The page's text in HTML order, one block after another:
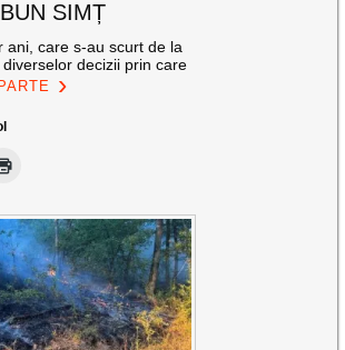
SIMȚ
ani, care s-au scurt de la
decizii prin care